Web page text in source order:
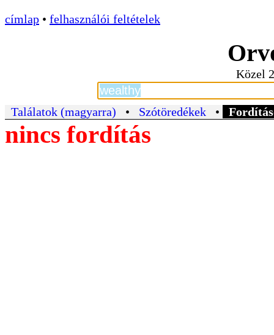
címlap • felhasználói feltételek
Közel
Találatok (magyarra) • Szótöredékek •
nincs fordítás